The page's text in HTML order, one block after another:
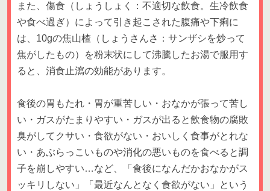
また、傷食（しょうしょく：不適切な飲食。生冷飲食
や食べ過ぎ）によって引き起こされた腹痛や下痢に
は、10gの焦山楂（しょうさんさ：サンザシを炒って
焦がしたもの）を粉末状にして沸騰したお湯で服用す
ると、消食止瀉の効能があります。
食後の胃もたれ・胃が重苦しい・おなかが張って苦し
い・ガスがたまりやすい・ガスが出ると飲食物の腐敗
臭がしてクサい・食欲がない・おいしく食事がとれな
い・あぶらっこいものや消化の悪いものを食べると調
子を崩しやすい…など、「食後になんだかおなかがス
ッキリしない」「最近なんとなく食欲がない」という